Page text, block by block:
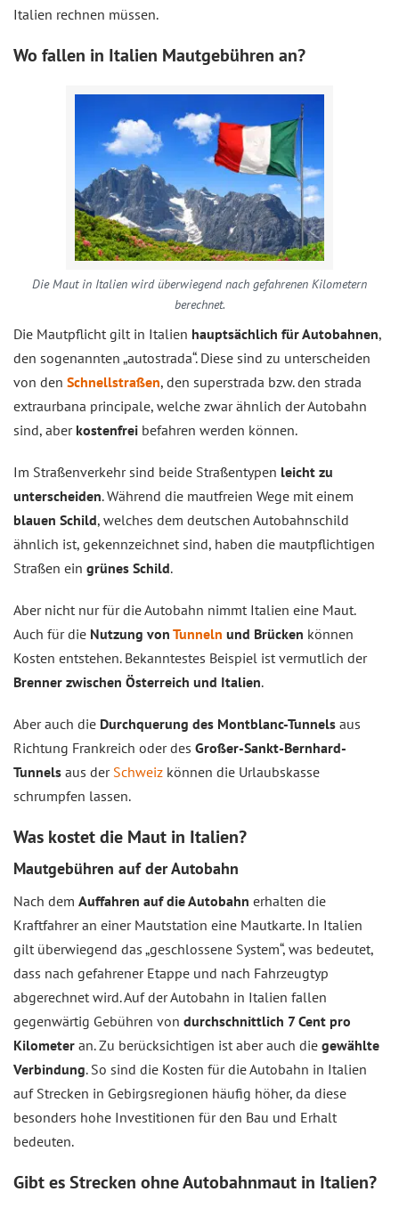
Italien rechnen müssen.
Wo fallen in Italien Mautgebühren an?
Die Maut in Italien wird überwiegend nach gefahrenen Kilometern
berechnet.
Die Mautpflicht gilt in Italien hauptsächlich für Autobahnen,
den sogenannten „autostrada“. Diese sind zu unterscheiden
von den Schnellstraßen, den superstrada bzw. den strada
extraurbana principale, welche zwar ähnlich der Autobahn
sind, aber kostenfrei befahren werden können.
Im Straßenverkehr sind beide Straßentypen leicht zu
unterscheiden. Während die mautfreien Wege mit einem
blauen Schild, welches dem deutschen Autobahnschild
ähnlich ist, gekennzeichnet sind, haben die mautpflichtigen
Straßen ein grünes Schild.
Aber nicht nur für die Autobahn nimmt Italien eine Maut.
Auch für die Nutzung von Tunneln und Brücken können
Kosten entstehen. Bekanntestes Beispiel ist vermutlich der
Brenner zwischen Österreich und Italien.
Aber auch die Durchquerung des Montblanc-Tunnels aus
Richtung Frankreich oder des Großer-Sankt-Bernhard-
Tunnels aus der Schweiz können die Urlaubskasse
schrumpfen lassen.
Was kostet die Maut in Italien?
Mautgebühren auf der Autobahn
Nach dem Auffahren auf die Autobahn erhalten die
Kraftfahrer an einer Mautstation eine Mautkarte. In Italien
gilt überwiegend das „geschlossene System“, was bedeutet,
dass nach gefahrener Etappe und nach Fahrzeugtyp
abgerechnet wird. Auf der Autobahn in Italien fallen
gegenwärtig Gebühren von durchschnittlich 7 Cent pro
Kilometer an. Zu berücksichtigen ist aber auch die gewählte
Verbindung. So sind die Kosten für die Autobahn in Italien
auf Strecken in Gebirgsregionen häufig höher, da diese
besonders hohe Investitionen für den Bau und Erhalt
bedeuten.
Gibt es Strecken ohne Autobahnmaut in Italien?